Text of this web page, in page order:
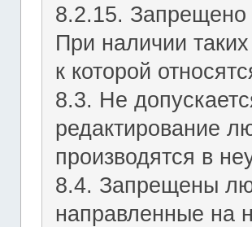
8.2.15. Запрещено
При наличии
к которой
8.3. Не
редактирование
производятся в
8.4. Запрещены
направленные на